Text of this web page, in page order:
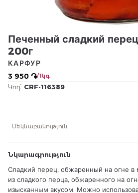
Печенный сладкий
200г
3 950 ֏/ 1կգ
КАРФУР
Կոդ՝ CRF-116389
Մեկնաբանություն
Նկարագրություն
Сладкий перец, обжаренный на огне в
из сладкого перца, обжаренного на
изысканным вкусом. Можно